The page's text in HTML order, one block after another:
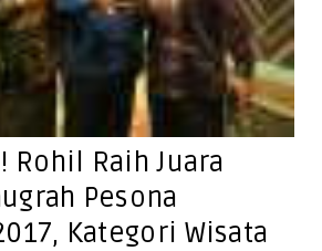
Rohil Raih Juara
Pesona
Kategori Wisata